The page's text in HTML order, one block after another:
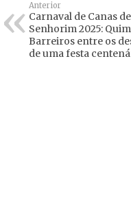
Anterior
Carnaval de Canas de
Senhorim 2025: Quim
Barreiros entre os
de uma festa